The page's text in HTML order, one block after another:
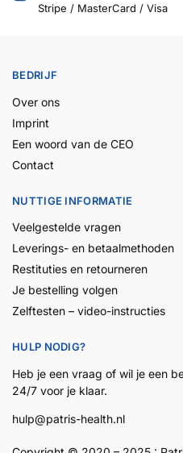
Stripe / MasterCard / Visa
BEDRIJF
Over ons
Imprint
Een woord van de CEO
Contact
NUTTIGE INFORMATIE
Veelgestelde vragen
Leverings- en betaalmethoden
Restituties en retourneren
Je bestelling volgen
Zelftesten – video-instructies
HULP NODIG?
Heb je een vraag of wil je een
24/7 voor je klaar.
hulp@patris-health.nl